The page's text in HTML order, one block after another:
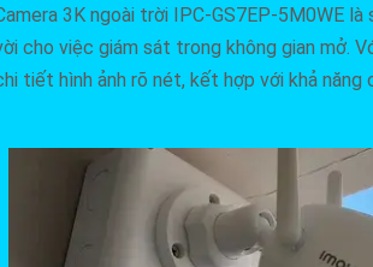
3K ngoài trời IPC-GS7EP-5M0WE
cho việc giám sát trong không gian mở.
tiết hình ảnh rõ nét, kết hợp với khả năng